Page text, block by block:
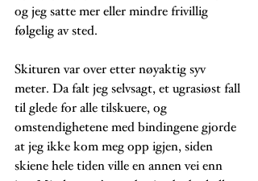
og jeg satte mer eller mindre frivillig
følgelig av sted.
Skituren var over etter nøyaktig syv
meter. Da falt jeg selvsagt, et ugrasiøst fall
til glede for alle tilskuere, og
omstendighetene med bindingene gjorde
at jeg ikke kom meg opp igjen, siden
skiene hele tiden ville en annen vei enn